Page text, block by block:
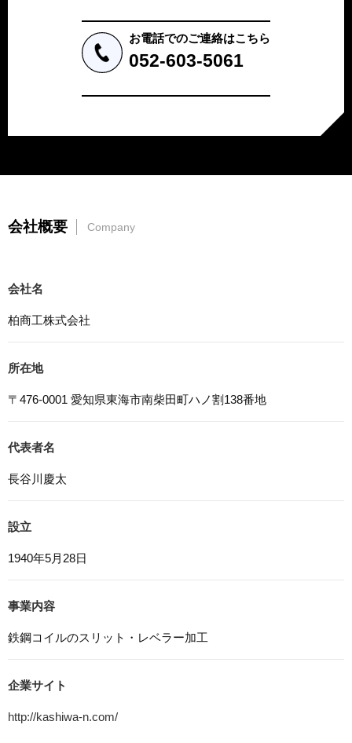
a.応募者等からのお問い合わせに対応・管理するため
b.本ウェブサイトにおけるサービスの提供・運用のため
3. プライバシー尊重
応募者等の個人情報の取得、利用その他一切の取り扱いに
5. 安全管理措置
応募者等の個人情報を正確かつ最新の内容に保つよう努め
るとともに、不正なアクセス、改ざん、漏えい、滅失及び
6. Cookieについて
本ウェブサイトでは、一部のコンテンツにおいてCookieを
利用しています。 Cookieとは、webコンテンツへのアク
電話番号は含まれません。また、お使いのブラウザ設定か
ためにCookieを使用しています。このトラフィックデータ
せん。この機能はCookieを無効にすることで収集を拒否す
8. プライバシーポリシーの変更
シーポリシーで別段の定めのある事項を除いて，応募者等
9. お問い合わせ窓口
お電話でのご連絡はこちら
052-603-5061
会社概要 Company
会社名
柏商工株式会社
所在地
〒476-0001 愛知県東海市南柴田町ハノ割138番地
代表者名
長谷川慶太
設立
1940年5月28日
事業内容
鉄鋼コイルのスリット・レベラー加工
企業サイト
http://kashiwa-n.com/